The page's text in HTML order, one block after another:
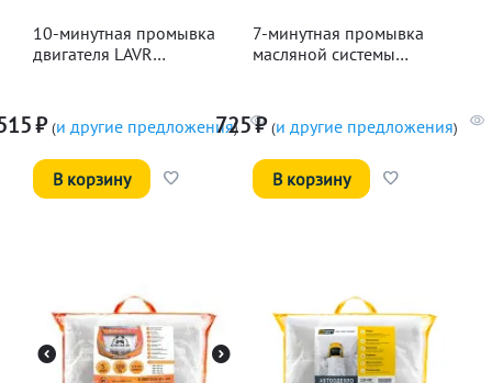
10-минутная промывка
двигателя LAVR
₽ (и другие предложения)
В корзину
7-минутная промывка
масляной системы
725₽ (и другие предложения)
В корзину